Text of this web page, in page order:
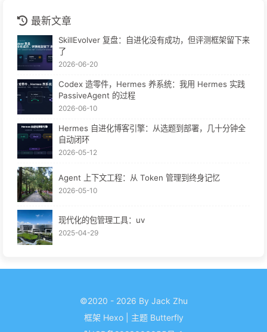
最新文章
SkillEvolver 复盘：自进化没有成功，但评测框架留下来
了
2026-06-20
Codex 造零件，Hermes 养系统：我用 Hermes 实践
PassiveAgent 的过程
2026-06-10
Hermes 自进化博客引擎：从选题到部署，几十分钟全
自动闭环
2026-05-12
Agent 上下文工程：从 Token 管理到终身记忆
2026-05-10
现代化的包管理工具：uv
2025-04-29
©2020 - 2026 By Jack Zhu
框架 Hexo 主题 Butterfly